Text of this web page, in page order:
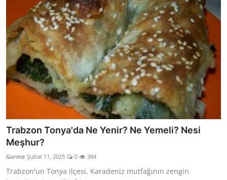
Trabzon Tonya'da Ne Yenir? Ne Yemeli? Nesi
Meşhur?
Gurme Şubat 11, 2025 0 384
Trabzon'un Tonya ilçesi, Karadeniz mutfağının zengin